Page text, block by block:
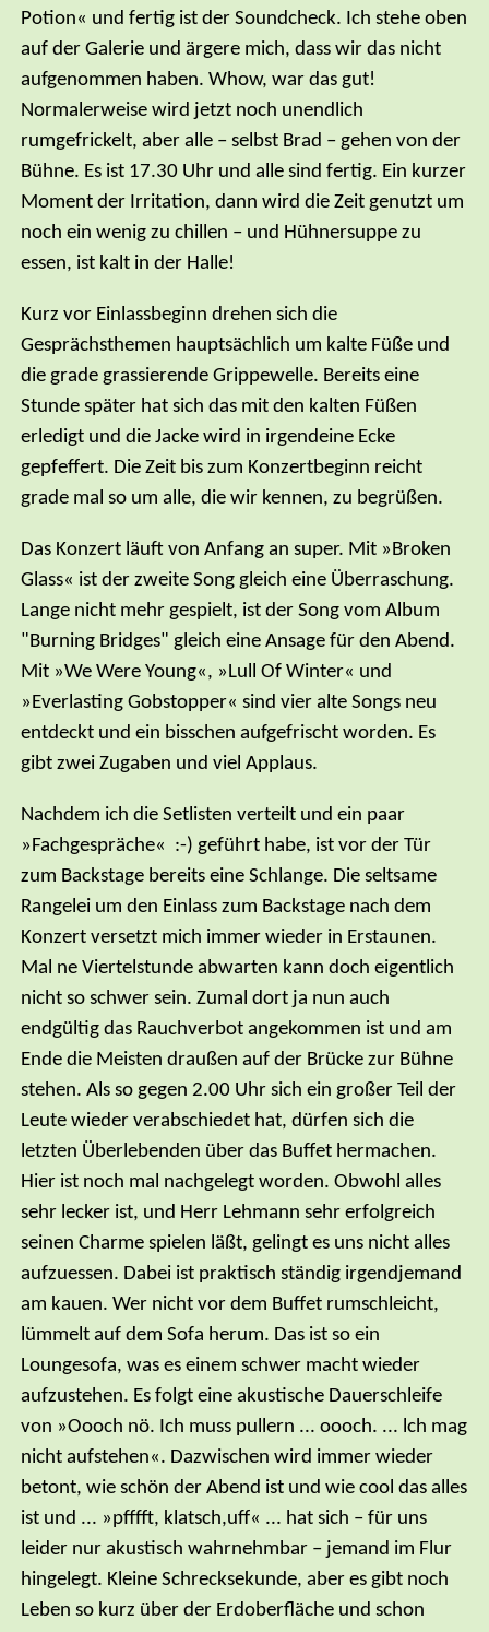
Potion« und fertig ist der Soundcheck. Ich stehe oben
auf der Galerie und ärgere mich, dass wir das nicht
aufgenommen haben. Whow, war das gut!
Normalerweise wird jetzt noch unendlich
rumgefrickelt, aber alle – selbst Brad – gehen von der
Bühne. Es ist 17.30 Uhr und alle sind fertig. Ein kurzer
Moment der Irritation, dann wird die Zeit genutzt um
noch ein wenig zu chillen – und Hühnersuppe zu
essen, ist kalt in der Halle!
Kurz vor Einlassbeginn drehen sich die
Gesprächsthemen hauptsächlich um kalte Füße und
die grade grassierende Grippewelle. Bereits eine
Stunde später hat sich das mit den kalten Füßen
erledigt und die Jacke wird in irgendeine Ecke
gepfeffert. Die Zeit bis zum Konzertbeginn reicht
grade mal so um alle, die wir kennen, zu begrüßen.
Das Konzert läuft von Anfang an super. Mit »Broken
Glass« ist der zweite Song gleich eine Überraschung.
Lange nicht mehr gespielt, ist der Song vom Album
"Burning Bridges" gleich eine Ansage für den Abend.
Mit »We Were Young«, »Lull Of Winter« und
»Everlasting Gobstopper« sind vier alte Songs neu
entdeckt und ein bisschen aufgefrischt worden. Es
gibt zwei Zugaben und viel Applaus.
Nachdem ich die Setlisten verteilt und ein paar
»Fachgespräche« :-) geführt habe, ist vor der Tür
zum Backstage bereits eine Schlange. Die seltsame
Rangelei um den Einlass zum Backstage nach dem
Konzert versetzt mich immer wieder in Erstaunen.
Mal ne Viertelstunde abwarten kann doch eigentlich
nicht so schwer sein. Zumal dort ja nun auch
endgültig das Rauchverbot angekommen ist und am
Ende die Meisten draußen auf der Brücke zur Bühne
stehen. Als so gegen 2.00 Uhr sich ein großer Teil der
Leute wieder verabschiedet hat, dürfen sich die
letzten Überlebenden über das Buffet hermachen.
Hier ist noch mal nachgelegt worden. Obwohl alles
sehr lecker ist, und Herr Lehmann sehr erfolgreich
seinen Charme spielen läßt, gelingt es uns nicht alles
aufzuessen. Dabei ist praktisch ständig irgendjemand
am kauen. Wer nicht vor dem Buffet rumschleicht,
lümmelt auf dem Sofa herum. Das ist so ein
Loungesofa, was es einem schwer macht wieder
aufzustehen. Es folgt eine akustische Dauerschleife
von »Oooch nö. Ich muss pullern ... oooch. ... lch mag
nicht aufstehen«. Dazwischen wird immer wieder
betont, wie schön der Abend ist und wie cool das alles
ist und ... »pfffft, klatsch,uff« ... hat sich – für uns
leider nur akustisch wahrnehmbar – jemand im Flur
hingelegt. Kleine Schrecksekunde, aber es gibt noch
Leben so kurz über der Erdoberfläche und schon